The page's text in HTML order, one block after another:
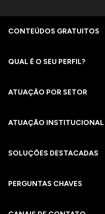
CONTEÚDOS GRATUITOS
QUAL É O SEU PERFIL?
ATUAÇÃO POR SETOR
ATUAÇÃO INSTITUCIONAL
SOLUÇÕES DESTACADAS
PERGUNTAS CHAVES​